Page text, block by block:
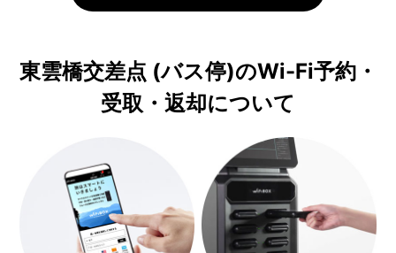
東雲橋交差点 (バス停)のWi-Fi予約・
受取・返却について